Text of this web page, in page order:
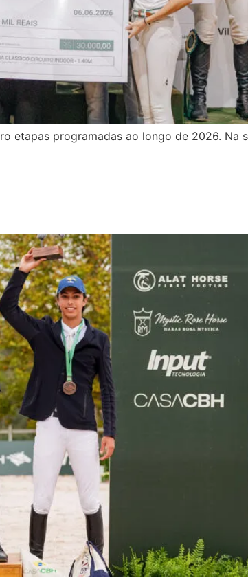
etapas programadas ao longo de 2026. Na